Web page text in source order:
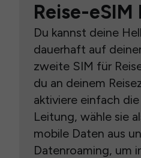
Reise-
Du kannst deine
dauerhaft auf
zweite SIM für
du an deinem
aktiviere einfach
Leitung, wähle sie
mobile Daten aus
Datenroaming, um